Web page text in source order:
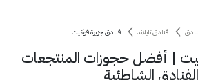
فنادق تايلاند فنادق جزيرة فوكيت
| أفضل حجوزات المنتجعات
الشاطئية